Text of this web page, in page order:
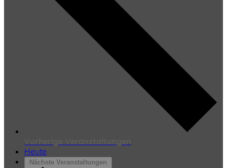
Heute
Nächste Veranstaltungen